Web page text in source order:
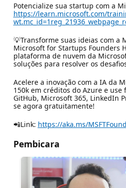
Potencialize sua startup com a
https://learn.microsoft.com/
💡Transforme suas ideias com a
Microsoft for Startups Founders
plataforma de nuvem da
soluções para resolver os
Acelere a inovação com a IA da
150k em créditos do Azure e use
GitHub, Microsoft 365, LinkedIn
se agora gratuitamente!
📲Link: https://aka.ms/
Pembicara